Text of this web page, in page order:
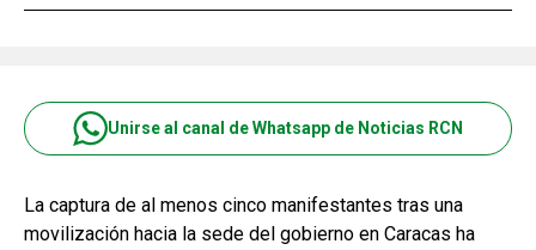
Unirse al canal de Whatsapp de Noticias RCN
La captura de al menos cinco manifestantes tras una
movilización hacia la sede del gobierno en Caracas ha